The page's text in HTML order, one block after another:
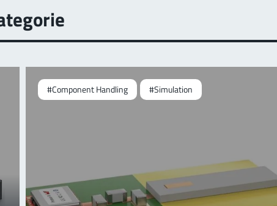
#Component Handling #Simulation